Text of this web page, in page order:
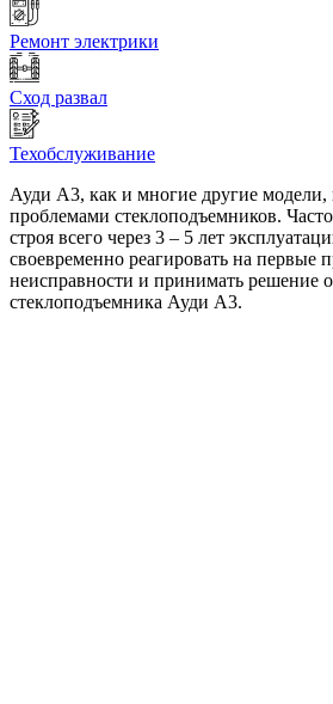
Ремонт электрики
Сход развал
Техобслуживание
Ауди А3, как и многие другие модели,
проблемами стеклоподъемников.
строя всего через 3 – 5 лет
своевременно реагировать на первые
неисправности и принимать решение
стеклоподъемника Ауди А3.